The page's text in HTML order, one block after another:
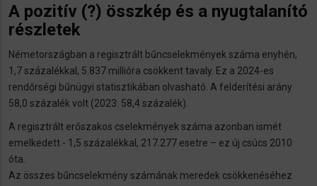
A pozitív (?) összkép és a nyugtalanító
részletek
Németországban a regisztrált bűncselekmények száma enyhén,
1,7 százalékkal, 5.837 millióra csökkent tavaly. Ez a 2024-es
rendőrségi bűnügyi statisztikában olvasható. A felderítési arány
58,0 százalék volt (2023: 58,4 százalék).
A regisztrált erőszakos cselekmények száma azonban ismét
emelkedett - 1,5 százalékkal, 217.277 esetre – ez új csúcs 2010
óta.
Az összes bűncselekmény számának meredek csökkenéséhez